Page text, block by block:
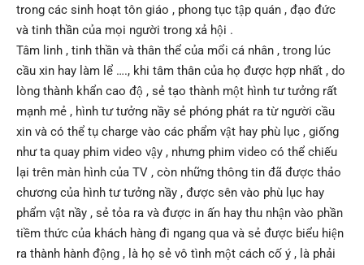
trong các sinh hoạt tôn giáo , phong tục tập quán , đạo đức
và tinh thần của mọi người trong xả hội .
Tâm linh , tinh thần và thân thể của mổi cá nhân , trong lúc
cầu xin hay làm lể …., khi tâm thân của họ được hợp nhất , do
lòng thành khẩn cao độ , sẻ tạo thành một hình tư tưởng rất
mạnh mẻ , hình tư tưởng nầy sẻ phóng phát ra từ người cầu
xin và có thể tụ charge vào các phẩm vật hay phù lục , giống
như ta quay phim video vậy , nhưng phim video có thể chiếu
lại trên màn hình của TV , còn những thông tin đã được thảo
chương của hình tư tưởng nầy , được sên vào phù lục hay
phẩm vật nầy , sẻ tỏa ra và được in ấn hay thu nhận vào phần
tiềm thức của khách hàng đi ngang qua và sẻ được biểu hiện
ra thành hành động , là họ sẻ vô tình một cách cố ý , là phải